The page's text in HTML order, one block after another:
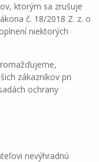
ktorým sa zrušuje
č. 18/2018 Z. z. o
niektorých
zákazníkov pri
ochrany
nevýhradnú